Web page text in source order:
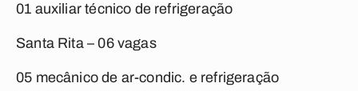
01 auxiliar técnico de refrigeração
Santa Rita – 06 vagas
05 mecânico de ar-condic. e refrigeração